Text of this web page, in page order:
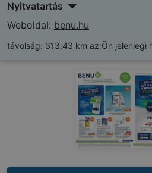
Nyitvatartás
Weboldal: benu.hu
távolság: 313,43 km az Ön jelenlegi